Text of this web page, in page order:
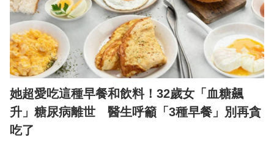
她超愛吃這種早餐和飲料！32歲女「血糖飆
升」糖尿病離世 醫生呼籲「3種早餐」別再貪
吃了